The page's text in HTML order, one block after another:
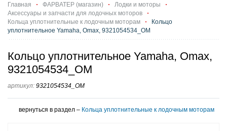
Главная ФАРВАТЕР (магазин)
Лодки и моторы
Аксессуары и запчасти для лодочных моторов
Кольца уплотнительные к лодочным моторам
Кольцо
уплотнительное Yamaha, Omax, 9321054534_OM
Кольцо уплотнительное Yamaha, Omax,
9321054534_OM
артикул: 9321054534_OM
вернуться в раздел – Кольца уплотнительные к лодочным моторам